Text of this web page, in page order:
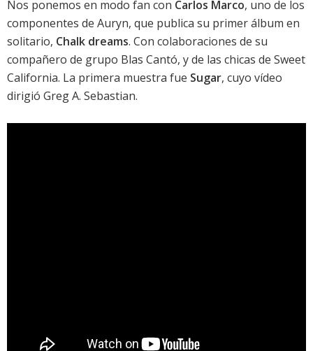
Nos ponemos en modo fan con Carlos Marco, uno de los
componentes de Auryn, que publica su primer álbum en
solitario, Chalk dreams. Con colaboraciones de su
compañero de grupo Blas Cantó, y de las chicas de Sweet
California. La primera muestra fue Sugar, cuyo vídeo
dirigió Greg A. Sebastian.